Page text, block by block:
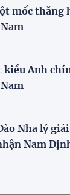
trẻ
gia – Cúp